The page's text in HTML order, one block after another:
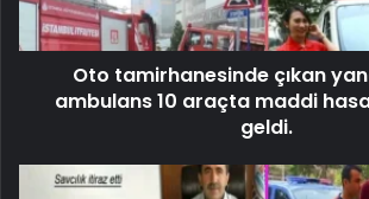
Oto tamirhanesinde çıkan
ambulans 10 araçta maddi
geldi.